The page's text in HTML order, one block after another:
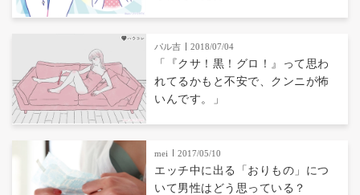
パル吉 2018/07/04
「『クサ！黒！グロ！』って思わ
れてるかもと不安で、クンニが怖
いんです。」
mei 2017/05/10
エッチ中に出る「おりもの」につ
いて男性はどう思っている？